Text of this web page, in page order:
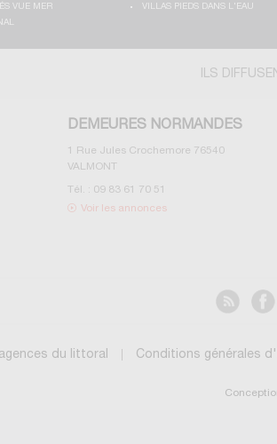
VUE MER
VILLAS PIEDS DANS L'EAU
ILS
DEMEURES NORMANDES
1 Rue Jules Crochemore 76540
VALMONT
Tél. : 09 83 61 70 51
Voir les annonces
du littoral Conditions générales